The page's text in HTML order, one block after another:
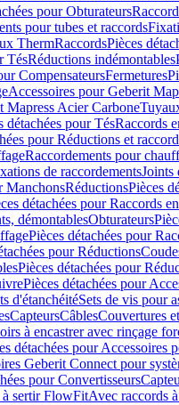
pour Obturateurs
pour tubes et raccords
ThermRaccordsPièces
TésRéductions indémontables
CompensateursFermetures
Accessoires pour Geberit
Mapress Acier Carbone
détachées pour TésRaccords
pour Réductions et
Raccordements pour
de raccordementsJoints
ManchonsRéductionsPièces
détachées pour Raccords
démontablesObturateurs
Pièces détachées pour
pour Réductions
Pièces détachées pour
Pièces détachées pour
d'étanchéitéSets de vis pour
CapteursCâblesCouvertures
à encastrer avec rinçage
détachées pour Accessoires
Geberit Connect pour
pour Convertisseurs
à sertir FlowFitAvec raccords